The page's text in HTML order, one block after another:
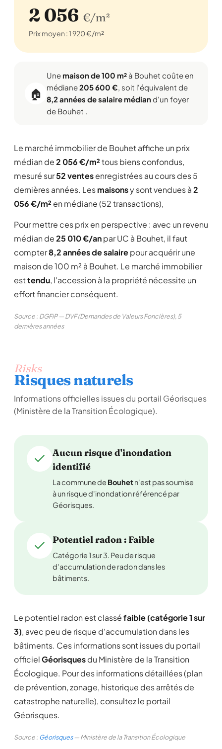
2 056 €/m²
Prix moyen : 1 920 €/m²
🏠
Une maison de 100 m² à Bouhet coûte en
médiane205 600 €, soit l'équivalent de
8,2 années de salaire médiand'un foyer
de Bouhet .
Le marché immobilier de Bouhet affiche un prix
médian de2 056 €/m²tous biens confondus,
mesuré sur52 ventesenregistrées au cours des 5
dernières années. Lesmaisonsy sont vendues à2
056 €/m² en médiane (52 transactions),
Pour mettre ces prix en perspective : avec un revenu
médian de25 010 €/anpar UC à Bouhet, il faut
compter8,2 années de salairepour acquérir une
maison de 100 m² à Bouhet. Le marché immobilier
esttendu, l'accession à la propriété nécessite un
effort financier conséquent.
Source : DGFiP — DVF (Demandes de Valeurs Foncières), 5
dernières années
Risks
Risques naturels
Informations officielles issues du portail Géorisques
(Ministère de la Transition Écologique).
Aucun risque d'inondation
identifié
La commune de Bouhetn'est pas soumise
à un risque d'inondation référencé par
Géorisques.
Potentiel radon : Faible
Catégorie 1 sur 3. Peu de risque
d'accumulation de radon dans les
bâtiments.
Le potentiel radon est classéfaible (catégorie 1 sur
3), avec peu de risque d'accumulation dans les
bâtiments. Ces informations sont issues du portail
officielGéorisquesdu Ministère de la Transition
Écologique. Pour des informations détaillées (plan
de prévention, zonage, historique des arrêtés de
catastrophe naturelle), consultez le portail
Géorisques.
Source :Géorisques— Ministère de la Transition Écologique